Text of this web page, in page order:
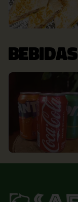
BEBIDAS